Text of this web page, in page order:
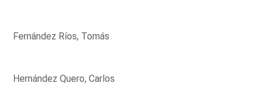
Fernández Ríos, Tomás
Hernández Quero, Carlos